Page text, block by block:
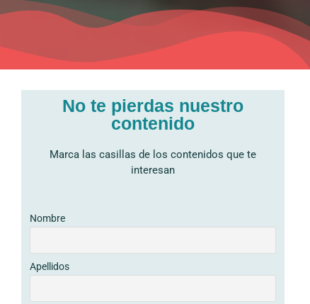
No te pierdas nuestro
contenido
Marca las casillas de los contenidos que te
interesan
Nombre
Apellidos